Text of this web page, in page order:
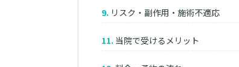
リスク・副作用・施術不適応
当院で受けるメリット